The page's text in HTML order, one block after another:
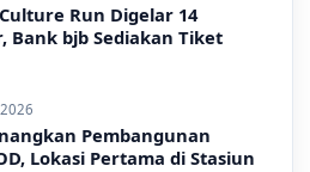
Run Digelar 14
Bank bjb Sediakan Tiket
Pembangunan
Lokasi Pertama di Stasiun